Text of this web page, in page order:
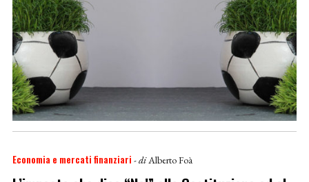
Economia e mercati finanziari - diAlberto Foà